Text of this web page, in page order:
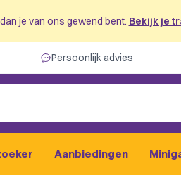
je van ons gewend bent. Bekijk je
Persoonlijk advies
Aanbiedingen